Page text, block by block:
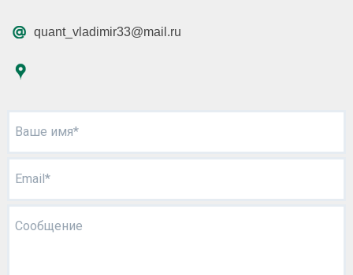
quant_vladimir33@mail.ru
Ваше имя*
Email*
Сообщение